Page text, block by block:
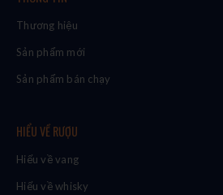
Thương hiệu
Sản phẩm mới
Sản phẩm bán chạy
HIỂU VỀ RƯỢU
Hiểu về vang
Hiểu về whisky